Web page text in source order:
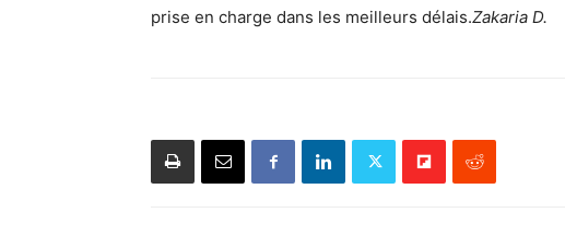
prise en charge dans les meilleurs délais.Zakaria D.